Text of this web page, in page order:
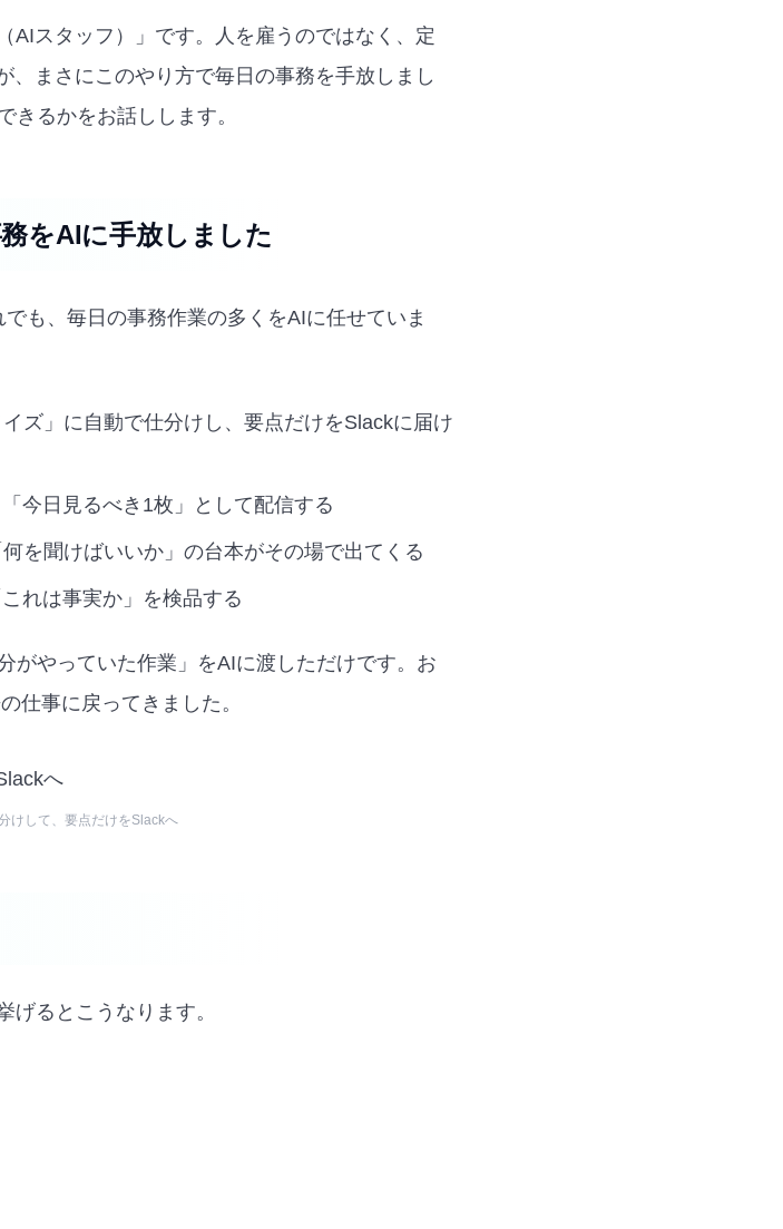
AIスタッフ）」です。人を雇うのではなく、定
まさにこのやり方で毎日の事務を手放しまし
きるかをお話しします。
をAIに手放しました
も、毎日の事務作業の多くをAIに任せていま
ズ」に自動で仕分けし、要点だけをSlackに届け
今日見るべき1枚」として配信する
を聞けばいいか」の台本がその場で出てくる
れは事実か」を検品する
がやっていた作業」をAIに渡しただけです。お
仕事に戻ってきました。
けして、要点だけをSlackへ
げるとこうなります。